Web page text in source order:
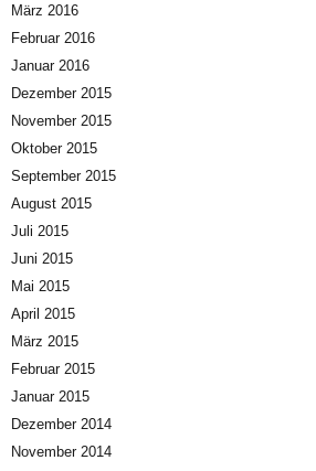
März 2016
Februar 2016
Januar 2016
Dezember 2015
November 2015
Oktober 2015
September 2015
August 2015
Juli 2015
Juni 2015
Mai 2015
April 2015
März 2015
Februar 2015
Januar 2015
Dezember 2014
November 2014